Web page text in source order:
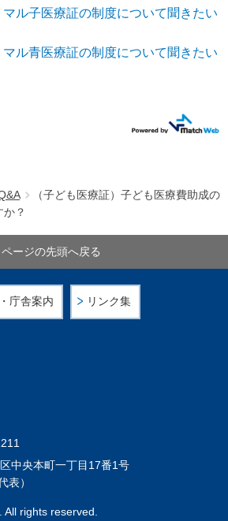
（子ども医療証）子ども医療費助成の
？
マル子医療証の制度について聞きたい
マル青医療証の制度について聞きたい
中央本町一丁目17番1号
表）
rights reserved.
庁舎案内 リンク集
ページの先頭へ戻る